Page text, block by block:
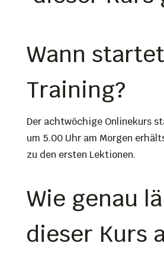
Wann
Training?
Der achtwöchige Onlinekurs
um 5.00 Uhr am Morgen
zu den ersten Lektionen.
Wie genau
dieser Kurs